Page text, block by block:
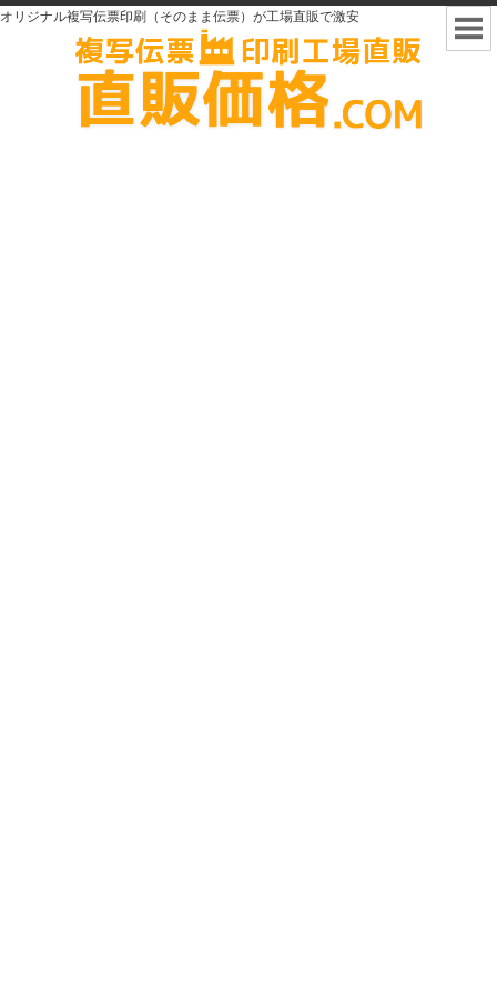
オリジナル複写伝票印刷（そのまま伝票）が工場直販で激安